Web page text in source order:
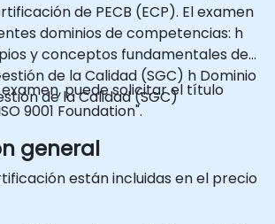
de PECB (ECP). El examen
dominios de competencias: h
y conceptos fundamentales de
de la Calidad (SGC) h Dominio
de la Calidad (SGC)
puede solicitar el título
9001 Foundation".
general
están incluidas en el precio